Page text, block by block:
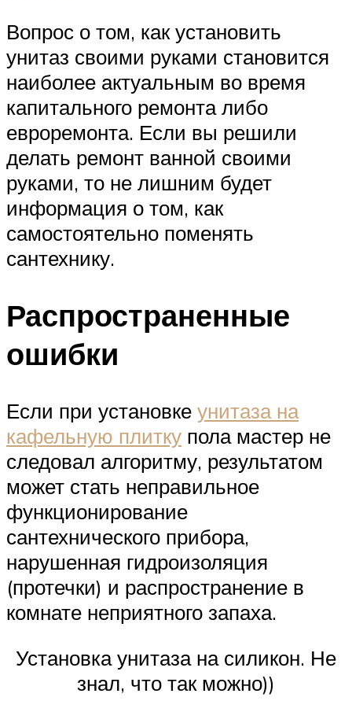
Вопрос о том, как установить
унитаз своими руками становится
наиболее актуальным во время
капитального ремонта либо
евроремонта. Если вы решили
делать ремонт ванной своими
руками, то не лишним будет
информация о том, как
самостоятельно поменять
сантехнику.
Распространенные
ошибки
Если при установке унитаза на
кафельную плитку пола мастер не
следовал алгоритму, результатом
может стать неправильное
функционирование
сантехнического прибора,
нарушенная гидроизоляция
(протечки) и распространение в
комнате неприятного запаха.
Установка унитаза на силикон. Не
знал, что так можно))